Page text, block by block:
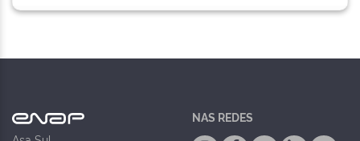
NAS REDES